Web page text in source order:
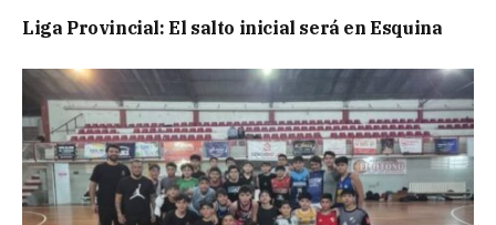
Liga Provincial: El salto inicial será en Esquina